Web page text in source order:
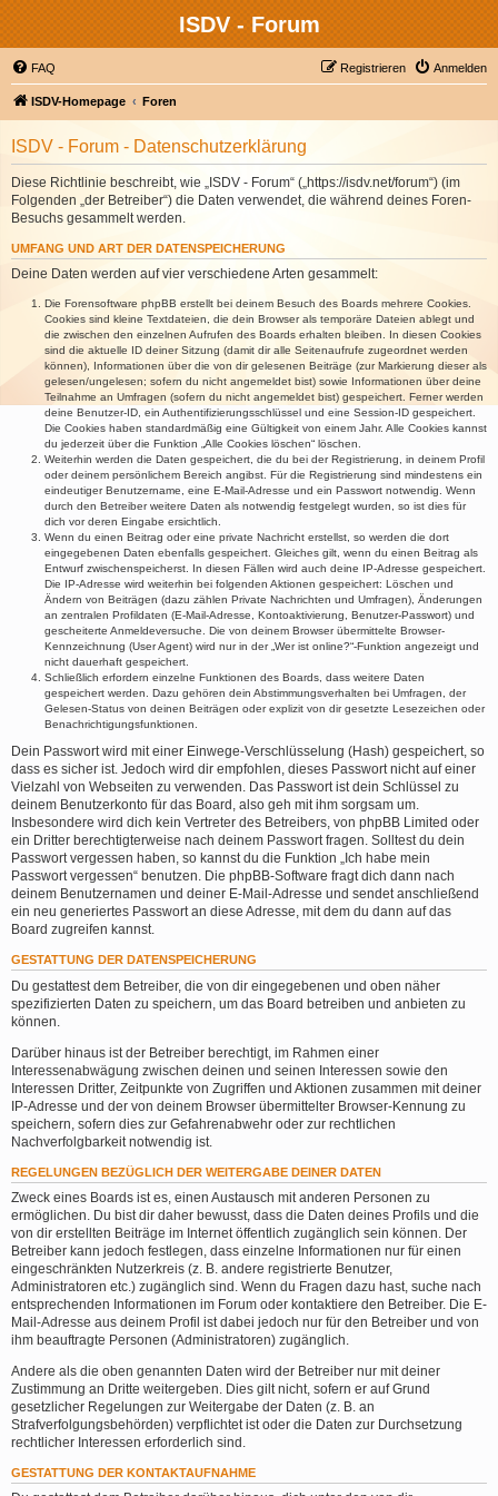
ISDV - Forum
FAQ Anmelden
Registrieren
ISDV-Homepage Foren
ISDV - Forum - Datenschutzerklärung
Diese Richtlinie beschreibt, wie „ISDV - Forum“ („https://isdv.net/forum“) (im
Folgenden „der Betreiber“) die Daten verwendet, die während deines Foren-
Besuchs gesammelt werden.
UMFANG UND ART DER DATENSPEICHERUNG
Deine Daten werden auf vier verschiedene Arten gesammelt:
Die Forensoftware phpBB erstellt bei deinem Besuch des Boards mehrere Cookies.
Cookies sind kleine Textdateien, die dein Browser als temporäre Dateien ablegt und
die zwischen den einzelnen Aufrufen des Boards erhalten bleiben. In diesen Cookies
sind die aktuelle ID deiner Sitzung (damit dir alle Seitenaufrufe zugeordnet werden
können), Informationen über die von dir gelesenen Beiträge (zur Markierung dieser als
gelesen/ungelesen; sofern du nicht angemeldet bist) sowie Informationen über deine
Teilnahme an Umfragen (sofern du nicht angemeldet bist) gespeichert. Ferner werden
deine Benutzer-ID, ein Authentifizierungsschlüssel und eine Session-ID gespeichert.
Die Cookies haben standardmäßig eine Gültigkeit von einem Jahr. Alle Cookies kannst
du jederzeit über die Funktion „Alle Cookies löschen“ löschen.
Weiterhin werden die Daten gespeichert, die du bei der Registrierung, in deinem Profil
oder deinem persönlichem Bereich angibst. Für die Registrierung sind mindestens ein
eindeutiger Benutzername, eine E-Mail-Adresse und ein Passwort notwendig. Wenn
durch den Betreiber weitere Daten als notwendig festgelegt wurden, so ist dies für
dich vor deren Eingabe ersichtlich.
Wenn du einen Beitrag oder eine private Nachricht erstellst, so werden die dort
eingegebenen Daten ebenfalls gespeichert. Gleiches gilt, wenn du einen Beitrag als
Entwurf zwischenspeicherst. In diesen Fällen wird auch deine IP-Adresse gespeichert.
Die IP-Adresse wird weiterhin bei folgenden Aktionen gespeichert: Löschen und
Ändern von Beiträgen (dazu zählen Private Nachrichten und Umfragen), Änderungen
an zentralen Profildaten (E-Mail-Adresse, Kontoaktivierung, Benutzer-Passwort) und
gescheiterte Anmeldeversuche. Die von deinem Browser übermittelte Browser-
Kennzeichnung (User Agent) wird nur in der „Wer ist online?“-Funktion angezeigt und
nicht dauerhaft gespeichert.
Schließlich erfordern einzelne Funktionen des Boards, dass weitere Daten
gespeichert werden. Dazu gehören dein Abstimmungsverhalten bei Umfragen, der
Gelesen-Status von deinen Beiträgen oder explizit von dir gesetzte Lesezeichen oder
Benachrichtigungsfunktionen.
Dein Passwort wird mit einer Einwege-Verschlüsselung (Hash) gespeichert, so
dass es sicher ist. Jedoch wird dir empfohlen, dieses Passwort nicht auf einer
Vielzahl von Webseiten zu verwenden. Das Passwort ist dein Schlüssel zu
deinem Benutzerkonto für das Board, also geh mit ihm sorgsam um.
Insbesondere wird dich kein Vertreter des Betreibers, von phpBB Limited oder
ein Dritter berechtigterweise nach deinem Passwort fragen. Solltest du dein
Passwort vergessen haben, so kannst du die Funktion „Ich habe mein
Passwort vergessen“ benutzen. Die phpBB-Software fragt dich dann nach
deinem Benutzernamen und deiner E-Mail-Adresse und sendet anschließend
ein neu generiertes Passwort an diese Adresse, mit dem du dann auf das
Board zugreifen kannst.
GESTATTUNG DER DATENSPEICHERUNG
Du gestattest dem Betreiber, die von dir eingegebenen und oben näher
spezifizierten Daten zu speichern, um das Board betreiben und anbieten zu
können.
Darüber hinaus ist der Betreiber berechtigt, im Rahmen einer
Interessenabwägung zwischen deinen und seinen Interessen sowie den
Interessen Dritter, Zeitpunkte von Zugriffen und Aktionen zusammen mit deiner
IP-Adresse und der von deinem Browser übermittelter Browser-Kennung zu
speichern, sofern dies zur Gefahrenabwehr oder zur rechtlichen
Nachverfolgbarkeit notwendig ist.
REGELUNGEN BEZÜGLICH DER WEITERGABE DEINER DATEN
Zweck eines Boards ist es, einen Austausch mit anderen Personen zu
ermöglichen. Du bist dir daher bewusst, dass die Daten deines Profils und die
von dir erstellten Beiträge im Internet öffentlich zugänglich sein können. Der
Betreiber kann jedoch festlegen, dass einzelne Informationen nur für einen
eingeschränkten Nutzerkreis (z. B. andere registrierte Benutzer,
Administratoren etc.) zugänglich sind. Wenn du Fragen dazu hast, suche nach
entsprechenden Informationen im Forum oder kontaktiere den Betreiber. Die E-
Mail-Adresse aus deinem Profil ist dabei jedoch nur für den Betreiber und von
ihm beauftragte Personen (Administratoren) zugänglich.
Andere als die oben genannten Daten wird der Betreiber nur mit deiner
Zustimmung an Dritte weitergeben. Dies gilt nicht, sofern er auf Grund
gesetzlicher Regelungen zur Weitergabe der Daten (z. B. an
Strafverfolgungsbehörden) verpflichtet ist oder die Daten zur Durchsetzung
rechtlicher Interessen erforderlich sind.
GESTATTUNG DER KONTAKTAUFNAHME